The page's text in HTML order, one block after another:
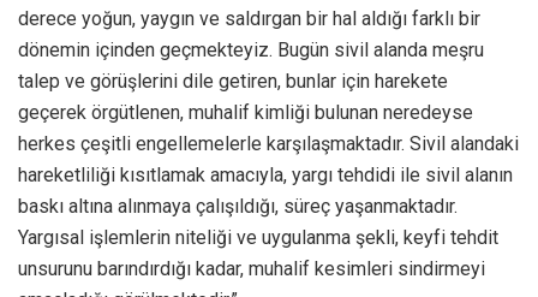
derece yoğun, yaygın ve saldırgan bir hal aldığı farklı bir
dönemin içinden geçmekteyiz. Bugün sivil alanda meşru
talep ve görüşlerini dile getiren, bunlar için harekete
geçerek örgütlenen, muhalif kimliği bulunan neredeyse
herkes çeşitli engellemelerle karşılaşmaktadır. Sivil alandaki
hareketliliği kısıtlamak amacıyla, yargı tehdidi ile sivil alanın
baskı altına alınmaya çalışıldığı, süreç yaşanmaktadır.
Yargısal işlemlerin niteliği ve uygulanma şekli, keyfi tehdit
unsurunu barındırdığı kadar, muhalif kesimleri sindirmeyi